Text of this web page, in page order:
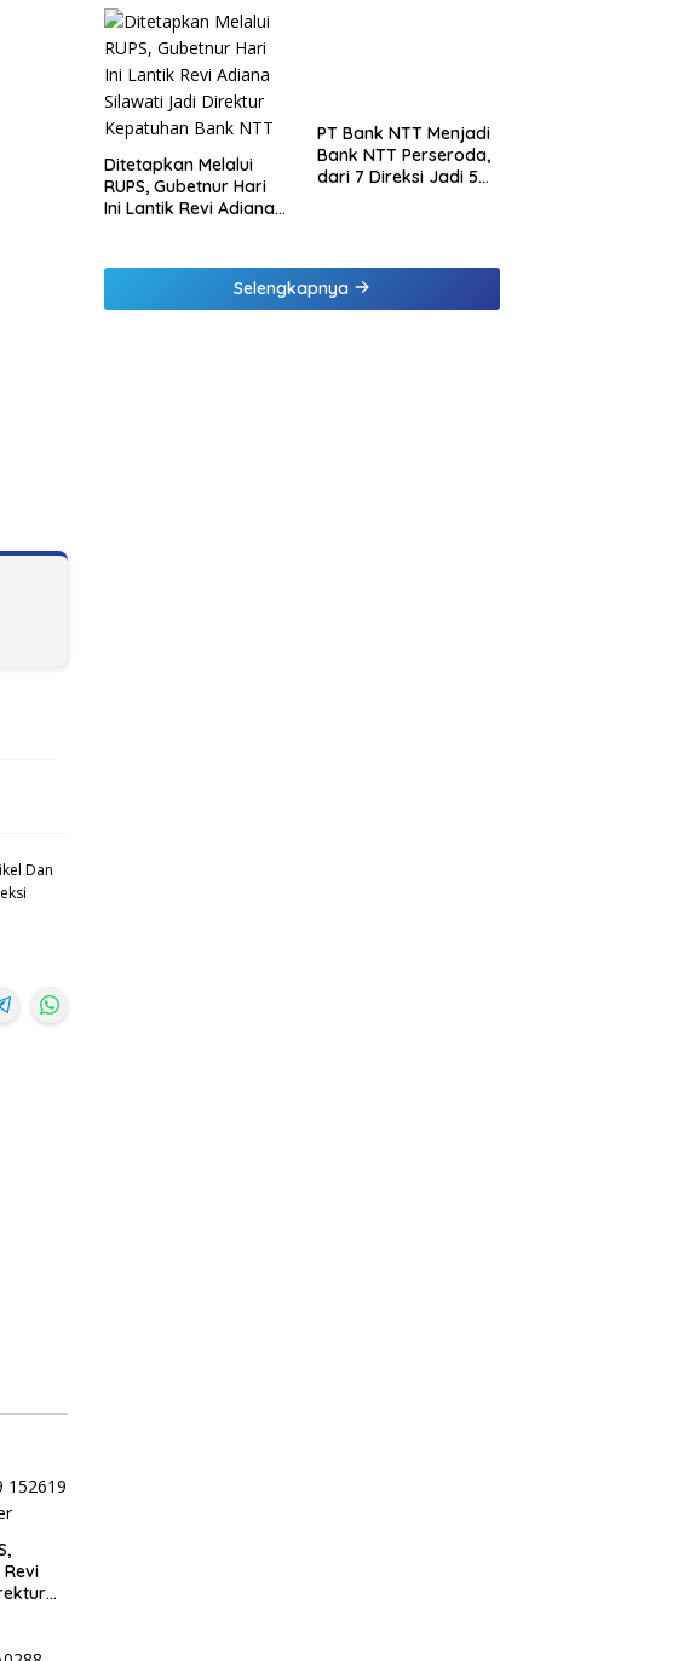
Dan
Raharja Berikan
Pembinaan di
Lampung dan Tinjau
Samsat Rajabasa
Ditetapkan Melalui
RUPS, Gubetnur Hari
Ini Lantik Revi Adiana
PT Bank NTT Menjadi
Bank NTT Perseroda,
dari 7 Direksi Jadi 5
Selengkapnya